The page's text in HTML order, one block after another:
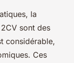
la
sont des
considérable,
Ces